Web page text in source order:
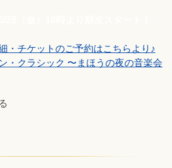
・チケットのご予約はこちらより♪
・クラシック 〜まほうの夜の音楽会